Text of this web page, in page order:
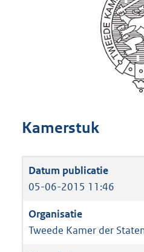
Kamerstuk
05-06-2015 11:46
Tweede Kamer der